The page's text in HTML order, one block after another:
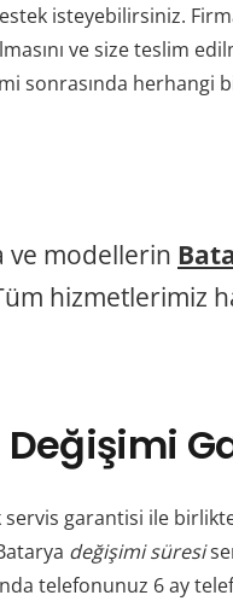
isteyebilirsiniz.
ve size teslim
sonrasında herhangi
ve modellerin
hizmetlerimiz
servis garantisi ile
değişimi süresi
telefonunuz 6 ay